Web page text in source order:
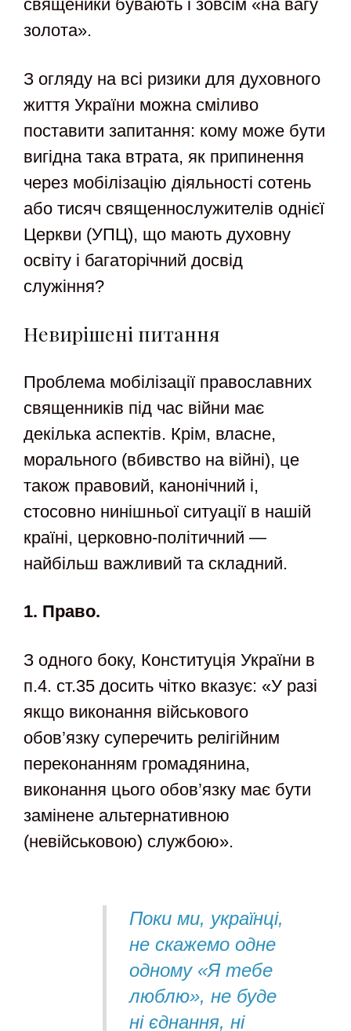
священики бувають і зовсім «на вагу
золота».
З огляду на всі ризики для духовного
життя України можна сміливо
поставити запитання: кому може бути
вигідна така втрата, як припинення
через мобілізацію діяльності сотень
або тисяч священнослужителів однієї
Церкви (УПЦ), що мають духовну
освіту і багаторічний досвід
служіння?
Невирішені питання
Проблема мобілізації православних
священників під час війни має
декілька аспектів. Крім, власне,
морального (вбивство на війні), це
також правовий, канонічний і,
стосовно нинішньої ситуації в нашій
країні, церковно-політичний —
найбільш важливий та складний.
1. Право.
З одного боку, Конституція України в
п.4. ст.35 досить чітко вказує: «У разі
якщо виконання військового
обов’язку суперечить релігійним
переконанням громадянина,
виконання цього обов’язку має бути
замінене альтернативною
(невійськовою) службою».
Поки ми, українці,
не скажемо одне
одному «Я тебе
люблю», не буде
ні єднання, ні